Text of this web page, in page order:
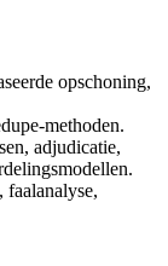
opschoning,
methoden.
adjudicatie,
faalanalyse,